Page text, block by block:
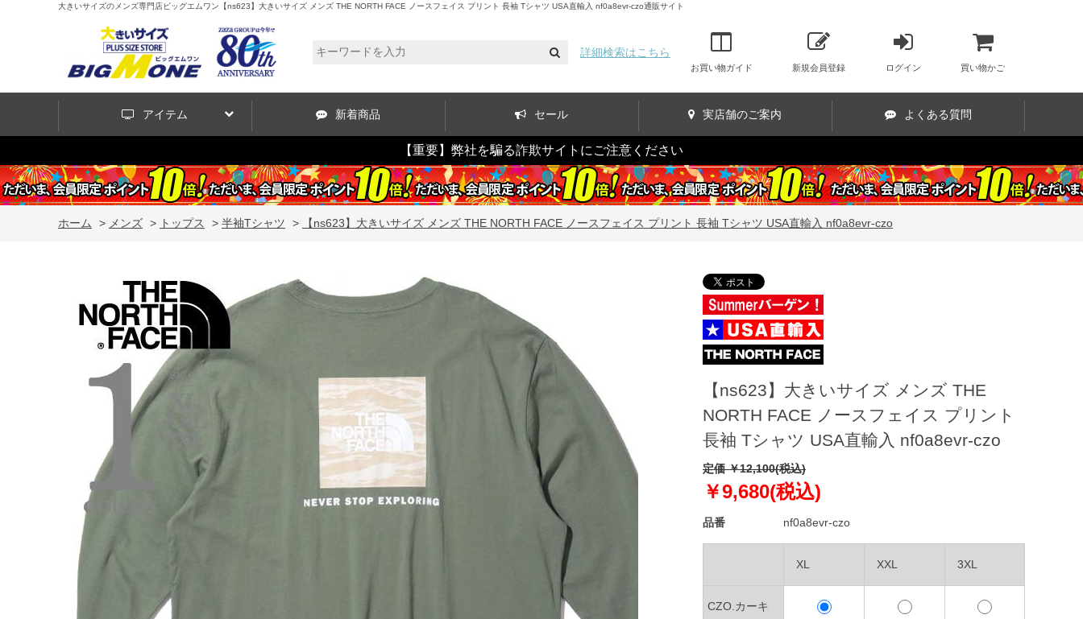
大きいサイズのメンズ専門店ビッグエムワン【ns623】大きいサイズ メンズ THE NORTH FACE ノースフェイス プリント 長袖 Tシャツ USA直輸入 nf0a8evr-czo通販サイト
詳細検索はこちら
お買い物ガイド 新規会員登録 ログイン 買い物かご
アイテム 新着商品 セール 実店舗のご案内 よくある質問
【重要】弊社を騙る詐欺サイトにご注意ください
ホーム > メンズ > トップス > 半袖Tシャツ > 【ns623】大きいサイズ メンズ THE NORTH FACE ノースフェイス プリント 長袖 Tシャツ USA直輸入 nf0a8evr-czo
【ns623】大きいサイズ メンズ THE
NORTH FACE ノースフェイス プリント
長袖 Tシャツ USA直輸入 nf0a8evr-czo
定価 ￥12,100(税込)
￥9,680(税込)
品番 nf0a8evr-czo
XL XXL 3XL
CZO.カーキ